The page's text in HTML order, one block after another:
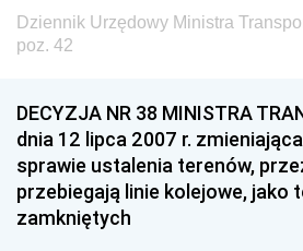
Dziennik Urzędowy Głównego
Drogowego
Dziennik Urzędowy Komendy
Dziennik Urzędowy Ministra
Społecznej
Dziennik Urzędowy Ministra
Dziennik Urzędowy Ministra
poz. 42
DECYZJA NR 38 MINISTRA
dnia 12 lipca 2007 r.
sprawie ustalenia terenów,
przebiegają linie kolejowe, jako
zamkniętych